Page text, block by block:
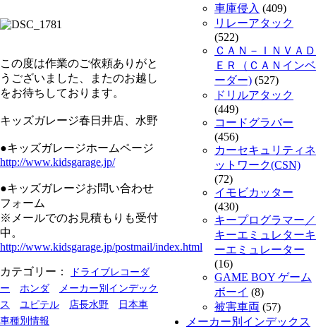
この度は作業のご依頼ありがと
うございました、またのお越し
をお待ちしております。
キッズガレージ春日井店、水野
●キッズガレージホームページ
http://www.kidsgarage.jp/
●キッズガレージお問い合わせ
フォーム
※メールでのお見積もりも受付
中。
http://www.kidsgarage.jp/postmail/index.html
カテゴリー：
ドライブレコーダ
ー
ホンダ
メーカー別インデック
ス
ユピテル 店長水野
日本車
車種別情報
車庫侵入 (409)
リレーアタック
(522)
ＣＡＮ－ＩＮＶＡＤ
ＥＲ（ＣＡＮインベ
ーダー) (527)
ドリルアタック
(449)
コードグラバー
(456)
カーセキュリティネ
ットワーク(CSN)
(72)
イモビカッター
(430)
キープログラマー／
キーエミュレターキ
ーエミュレーター
(16)
GAME BOY ゲーム
ボーイ (8)
被害車両 (57)
メーカー別インデックス